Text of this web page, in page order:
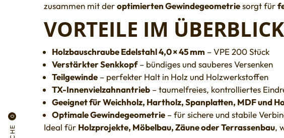
0
zusammen mit deroptimierten Gewindegeometriesorgt für
VORTEILE IM
Holzbauschraube Edelstahl 4,0 × 45 mm – VPE 200 Stück
Verstärkter Senkkopf– bündiges und sauberes Versenken
Teilgewinde – perfekter Halt in Holz und Holzwerkstoffen
TX-Innenvielzahnantrieb – taumelfreies, kontrolliertes
Geeignet für Weichholz, Hartholz, Spanplatten, MDF und
Optimale Gewindegeometrie – für sichere und stabile
Ideal für Holzprojekte, Möbelbau, Zäune oder Terrassenbau,